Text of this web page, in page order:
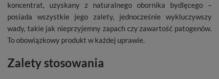
koncentrat, uzyskany z naturalnego obornika bydlęcego –
posiada wszystkie jego zalety, jednocześnie wykluczywszy
wady, takie jak nieprzyjemny zapach czy zawartość patogenów.
To obowiązkowy produkt w każdej uprawie.
Zalety stosowania